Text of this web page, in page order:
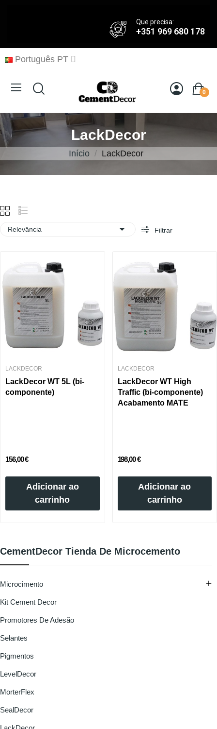
Que precisa:
+351 969 680 178
Português PT
0
LackDecor
Início LackDecor
CementDecor Tienda De Microcemento
Microcimento 
Kit Cement Decor
Promotores De Adesão
Selantes
Pigmentos
LevelDecor
MorterFlex
SealDecor
Relevância  Filtrar
LACKDECOR
LackDecor WT 5L (bi-
componente)
156,00 €
Adicionar ao
carrinho
LACKDECOR
LackDecor WT High
Traffic (bi-componente)
Acabamento MATE
198,00 €
Adicionar ao
carrinho